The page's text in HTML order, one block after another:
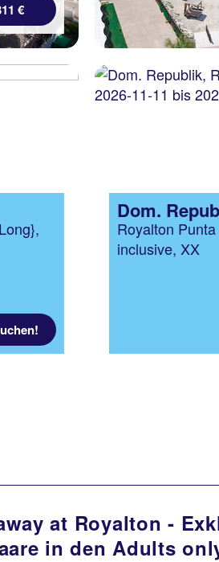
€
All
1370 €
Mexiko
Royalton
Autograph
at Royalton -
in den Adults